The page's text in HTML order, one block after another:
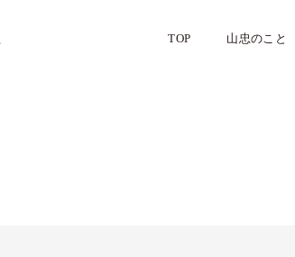
TOP 山忠のこと